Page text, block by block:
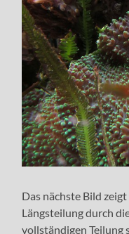
Das nächste Bild
Längsteilung durch
vollständigen Teilung